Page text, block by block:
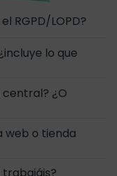
RGPD/LOPD?
lo que
¿O
web o tienda